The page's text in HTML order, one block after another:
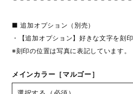
■ 追加オプション（別売）
・【追加オプション】好きな文字を刻印
※刻印の位置は写真に表記しています。
メインカラー［マルゴー］